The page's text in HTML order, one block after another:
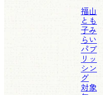
福山
とも
子み
らい
パブ
リッ
シン
グ
対象